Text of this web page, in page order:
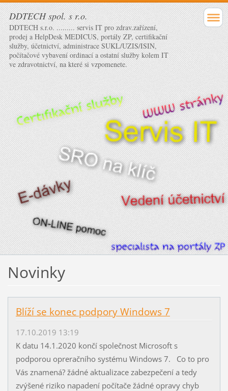
DDTECH spol. s r.o.
DDTECH s.r.o. ......... servis IT pro zdrav.zařízení,
prodej a HelpDesk MEDICUS, portály ZP, certifikační
služby, účetnictví, administrace SUKL/UZIS/ISIN,
počítačové vybavení ordinací a ostatní služby kolem IT
ve zdravotnictví, na které si vzpomenete.
Novinky
Blíží se konec podpory Windows 7
17.10.2019 13:19
K datu 14.1.2020 končí společnost Microsoft s
podporou opreračního systému Windows 7. Co to pro
Vás znamená? žádné aktualizace zabezpečení a tedy
zvýšené riziko napadení počítače žádné opravy chyb